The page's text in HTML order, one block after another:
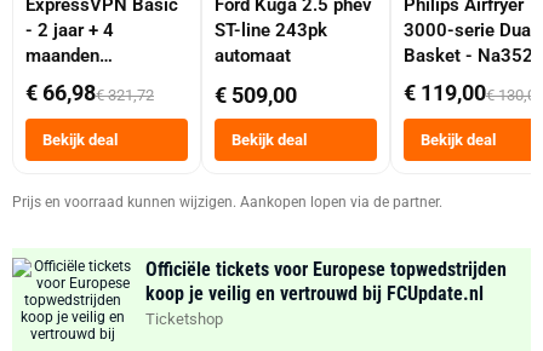
ExpressVPN Basic
- 2 jaar + 4
maanden
abonnement
€ 66,98€ 321,72
Bekijk deal
Ford Kuga 2.5 phev
ST-line 243pk
automaat
€ 509,00
Bekijk deal
Philips Airfryer
3000-serie Dual
Basket -
Dubbele Mand 9
Tot 6 Personen
Heteluchtfriteuse
Zwart
€ 119,00€ 130,00
Bekijk deal
Prijs en voorraad kunnen wijzigen. Aankopen lopen via de partner.
Officiële tickets voor Europese topwedstrijden
koop je veilig en vertrouwd bij FCUpdate.nl
Ticketshop